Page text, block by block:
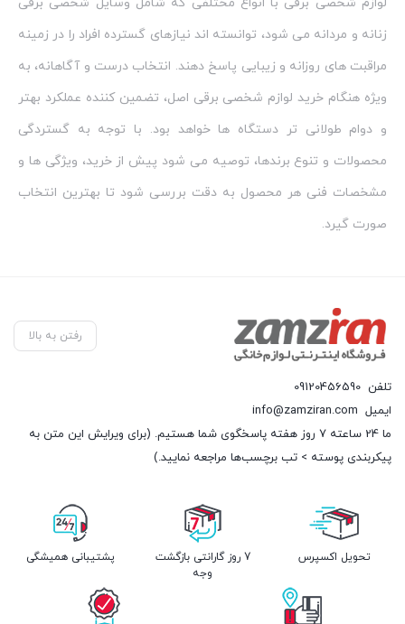
زنانه و مردانه می‌ شود، توانسته‌ اند نیازهای گسترده افراد را در زمینه
مراقبت‌ های روزانه و زیبایی پاسخ دهند. انتخاب درست و آگاهانه، به
ویژه هنگام خرید لوازم شخصی برقی اصل، تضمین‌ کننده عملکرد بهتر
و دوام طولانی‌ تر دستگاه‌ ها خواهد بود. با توجه به گستردگی
محصولات و تنوع برندها، توصیه می‌ شود پیش از خرید، ویژگی‌ ها و
مشخصات فنی هر محصول به دقت بررسی شود تا بهترین انتخاب
صورت گیرد.
رفتن به بالا
تلفن 09120456590
ایمیل info@zamziran.com
ما 24 ساعته 7 روز هفته پاسخگوی شما هستیم. (برای ویرایش این متن به
پیکربندی پوسته > تب برچسب‌ها مراجعه نمایید.)
تحویل اکسپرس
7 روز گارانتی بازگشت
وجه
پشتیبانی همیشگی